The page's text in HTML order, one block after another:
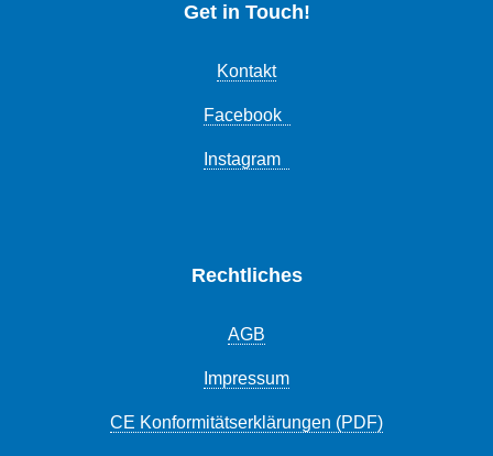
Get in Touch!
Kontakt
Facebook
Instagram
Rechtliches
AGB
Impressum
CE Konformitätserklärungen (PDF)